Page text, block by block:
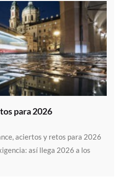
para 2026
aciertos y retos para 2026
así llega 2026 a los